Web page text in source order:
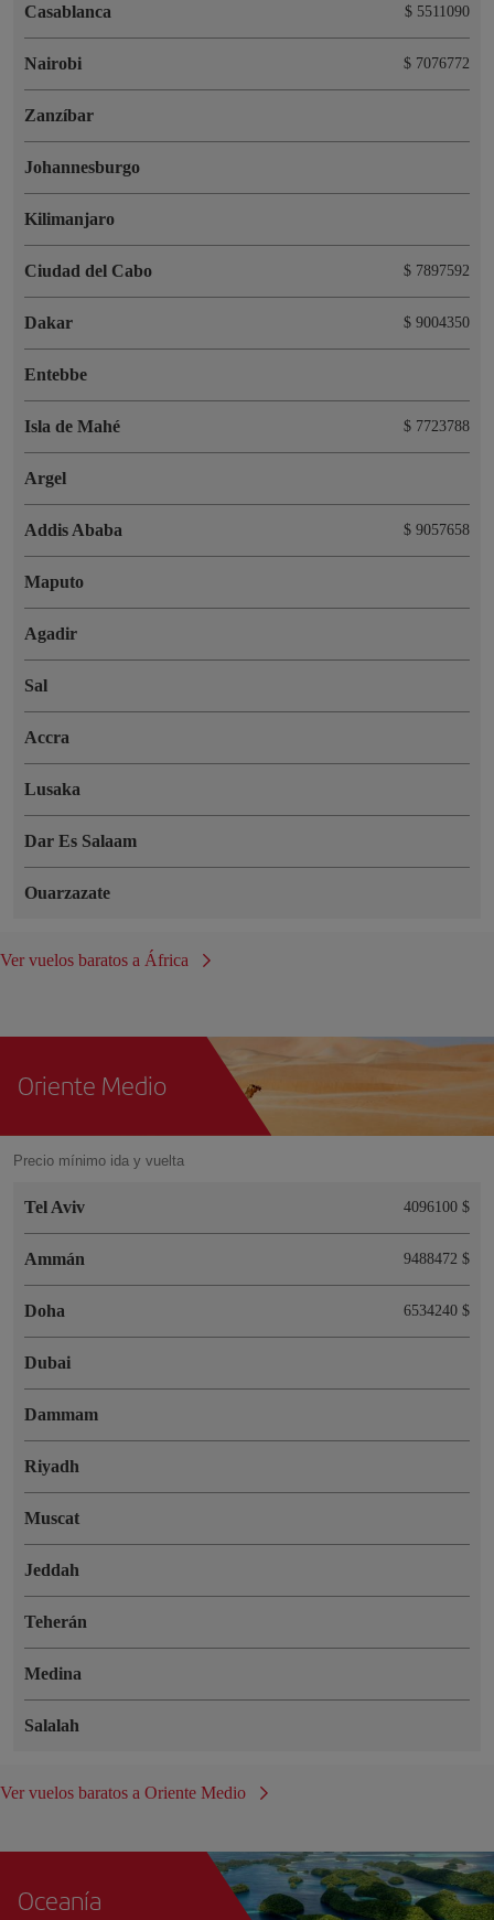
Casablanca $ 5511090
Nairobi $ 7076772
Zanzíbar
Johannesburgo
Kilimanjaro
Ciudad del Cabo $ 7897592
Dakar $ 9004350
Entebbe
Isla de Mahé $ 7723788
Argel
Addis Ababa $ 9057658
Maputo
Agadir
Sal
Accra
Lusaka
Dar Es Salaam
Ouarzazate
Ver vuelos baratos a África
Oriente Medio
Precio mínimo ida y vuelta
Tel Aviv 4096100 $
Ammán 9488472 $
Doha 6534240 $
Dubai
Dammam
Riyadh
Muscat
Jeddah
Teherán
Medina
Salalah
Ver vuelos baratos a Oriente Medio
Oceanía